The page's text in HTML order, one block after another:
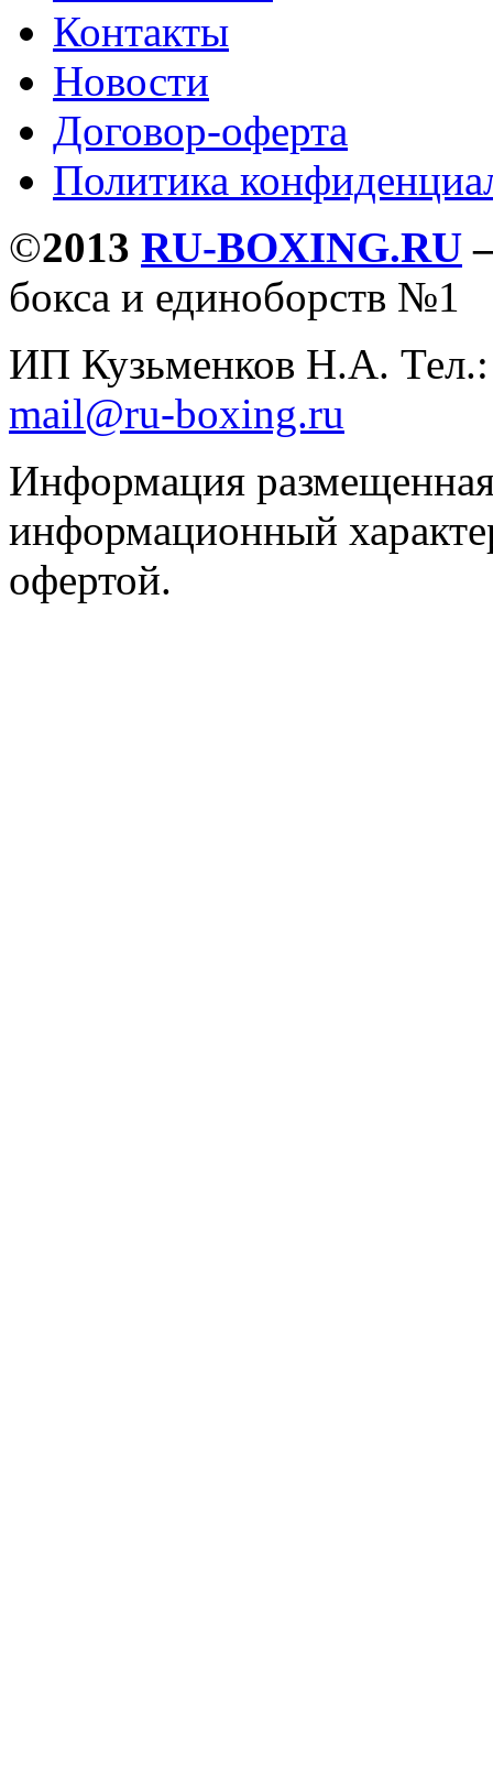
Контакты
Новости
Договор-оферта
Политика
©2013 RU-BOXING.RU
бокса и единоборств №1
ИП Кузьменков Н.А.
mail@ru-boxing.ru
Информация
информационный
офертой.